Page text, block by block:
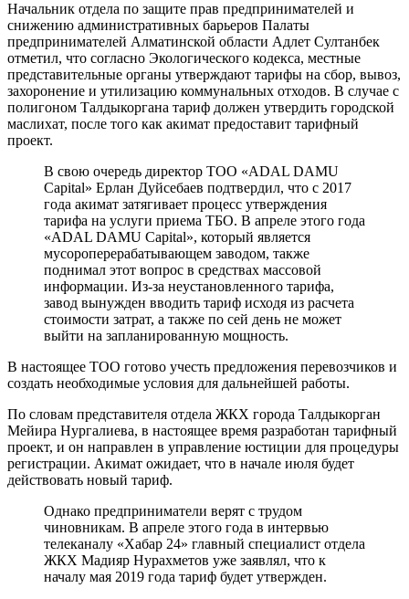
Начальник отдела по защите прав предпринимателей и
снижению административных барьеров Палаты
предпринимателей Алматинской области Адлет Султанбек
отметил, что согласно Экологического кодекса, местные
представительные органы утверждают тарифы на сбор, вывоз,
захоронение и утилизацию коммунальных отходов. В случае с
полигоном Талдыкоргана тариф должен утвердить городской
маслихат, после того как акимат предоставит тарифный
проект.
В свою очередь директор ТОО «ADAL DAMU
Capital» Ерлан Дуйсебаев подтвердил, что с 2017
года акимат затягивает процесс утверждения
тарифа на услуги приема ТБО. В апреле этого года
«ADAL DAMU Capital», который является
мусороперерабатывающем заводом, также
поднимал этот вопрос в средствах массовой
информации. Из-за неустановленного тарифа,
завод вынужден вводить тариф исходя из расчета
стоимости затрат, а также по сей день не может
выйти на запланированную мощность.
В настоящее ТОО готово учесть предложения перевозчиков и
создать необходимые условия для дальнейшей работы.
По словам представителя отдела ЖКХ города Талдыкорган
Мейира Нургалиева, в настоящее время разработан тарифный
проект, и он направлен в управление юстиции для процедуры
регистрации. Акимат ожидает, что в начале июля будет
действовать новый тариф.
Однако предприниматели верят с трудом
чиновникам. В апреле этого года в интервью
телеканалу «Хабар 24» главный специалист отдела
ЖКХ Мадияр Нурахметов уже заявлял, что к
началу мая 2019 года тариф будет утвержден.